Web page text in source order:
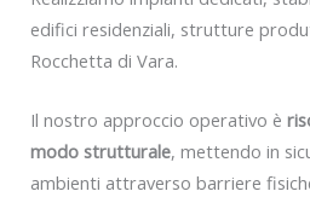
edifici residenziali, strutture
Rocchetta di Vara.
Il nostro approccio operativo è
modo strutturale, mettendo in
ambienti attraverso barriere